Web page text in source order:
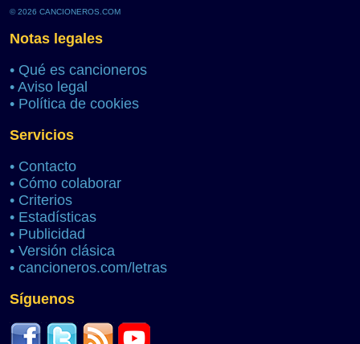
© 2026 CANCIONEROS.COM
Notas legales
• Qué es cancioneros
• Aviso legal
• Política de cookies
Servicios
• Contacto
• Cómo colaborar
• Criterios
• Estadísticas
• Publicidad
• Versión clásica
• cancioneros.com/letras
Síguenos